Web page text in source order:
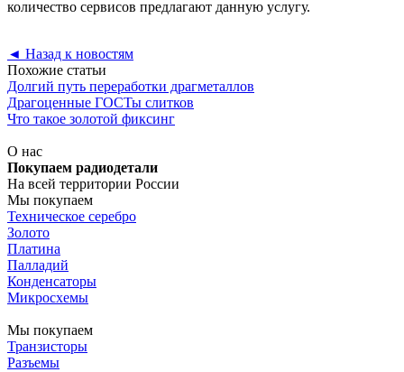
количество сервисов предлагают данную услугу.
◄ Назад к новостям
Похожие статьи
Долгий путь переработки драгметаллов
Драгоценные ГОСТы слитков
Что такое золотой фиксинг
О нас
Покупаем радиодетали
На всей территории России
Мы покупаем
Техническое серебро
Золото
Платина
Палладий
Конденсаторы
Микросхемы
Мы покупаем
Транзисторы
Разъемы